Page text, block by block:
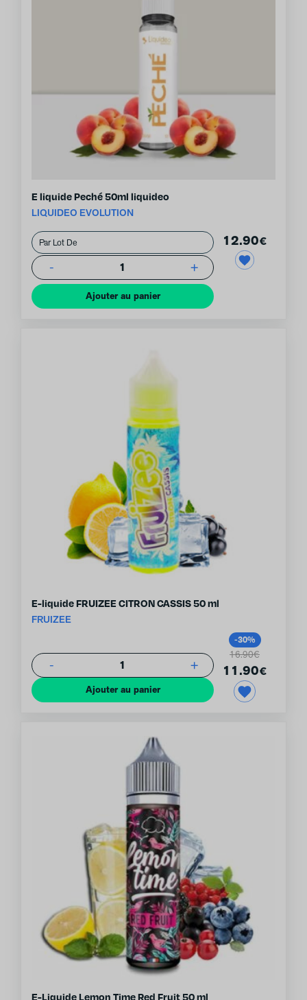
E liquide Peché 50ml liquideo
LIQUIDEO EVOLUTION
- 1 +
Ajouter au panier
12.90€
E-liquide FRUIZEE CITRON CASSIS 50 ml
FRUIZEE
- 1 +
Ajouter au panier
-30%
16.90€
11.90€
E-Liquide Lemon Time Red Fruit 50 ml